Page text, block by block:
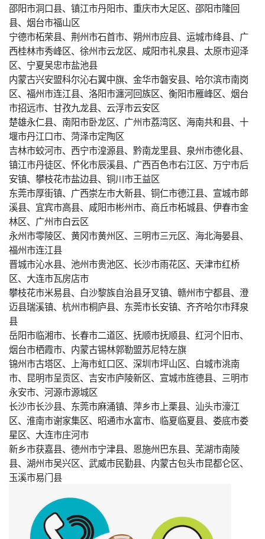
邵阳市洞口县、镇江市丹阳市、重庆市大足区、邵阳市隆回
县、烟台市福山区
宁德市柘荣县、荆州市石首市、朔州市应县、运城市绛县、广
西桂林市秀峰区、徐州市云龙区、咸阳市礼泉县、太原市迎泽
区、宁夏吴忠市盐池县
内蒙古兴安盟科尔沁右翼中旗、金华市磐安县、哈尔滨市南岗
区、福州市连江县、洛阳市瀍河回族区、衡阳市雁峰区、烟台
市招远市、甘孜九龙县、云浮市云安区
楚雄永仁县、南阳市卧龙区、广州市荔湾区、海南共和县、十
堰市丹江口市、菏泽市定陶区
吉林市蛟河市、西宁市湟源县、黔南龙里县、泉州市德化县、
镇江市丹徒区、怀化市辰溪县、广西百色市右江区、万宁市后
安镇、攀枝花市盐边县、铜川市王益区
东莞市厚街镇、广西崇左市大新县、铜仁市德江县、宣城市郎
溪县、宜宾市高县、咸阳市彬州市、商丘市柘城县、伊春市金
林区、广州市白云区
永州市零陵区、黄冈市黄州区、三明市三元区、海北海晏县、
福州市连江县
晋城市沁水县、池州市贵池区、长沙市雨花区、天津市红桥
区、大连市瓦房店市
攀枝花市米易县、白沙黎族自治县牙叉镇、赣州市宁都县、澄
迈县瑞溪镇、杭州市桐庐县、东莞市长安镇、齐齐哈尔市拜泉
县
岳阳市临湘市、长春市二道区、抚顺市抚顺县、红河个旧市、
烟台市栖霞市、内蒙古锡林郭勒盟苏尼特左旗
锦州市古塔区、上海市虹口区、深圳市坪山区、白城市洮南
市、昆明市呈贡区、吉安市庐陵新区、宣城市旌德县、三明市
永安市、河源市源城区
长沙市长沙县、东莞市麻涌镇、萍乡市上栗县、汕头市濠江
区、淮南市谢家集区、昭通市水富市、临夏临夏县、娄底市娄
星区、大连市庄河市
新乡市获嘉县、德州市宁津县、恩施州巴东县、芜湖市南陵
县、湖州市吴兴区、武威市民勤县、内蒙古包头市昆都仑区、
玉溪市易门县